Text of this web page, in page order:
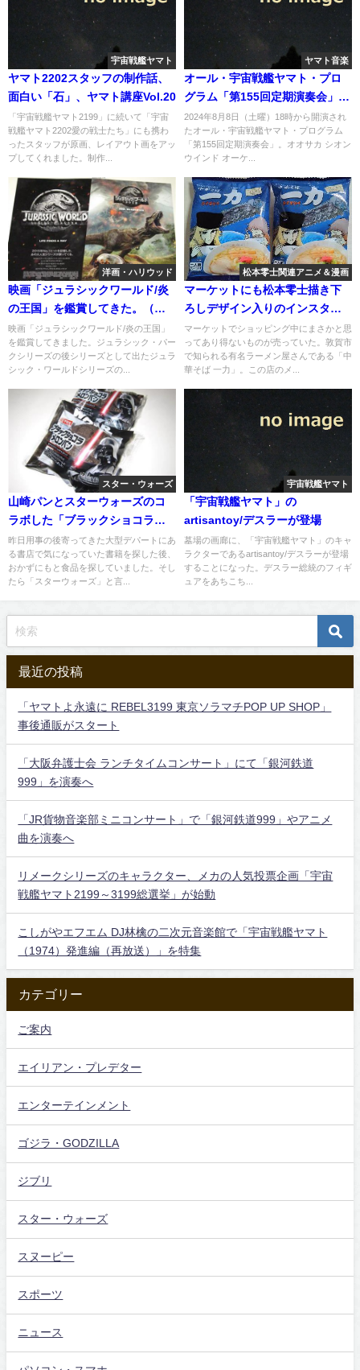
宇宙戦艦ヤマト
ヤマト2202スタッフの制作話、
面白い「石」、ヤマト講座Vol.20
「宇宙戦艦ヤマト2199」に続いて「宇宙
戦艦ヤマト2202愛の戦士たち」にも携わ
ったスタッフが原画、レイアウト画をアッ
プしてくれました。制作...
ヤマト音楽
オール・宇宙戦艦ヤマト・プロ
グラム「第155回定期演奏会」の
ライブ配信を視聴
2024年8月8日（土曜）18時から開演され
たオール・宇宙戦艦ヤマト・プログラム
「第155回定期演奏会」。オオサカ シオン
ウインド オーケ...
洋画・ハリウッド
映画「ジュラシックワールド/炎
の王国」を鑑賞してきた。（ネ
タバレあり）
映画「ジュラシックワールド/炎の王国」
を鑑賞してきました。ジュラシック・パー
クシリーズの後シリーズとして出たジュラ
シック・ワールドシリーズの...
松本零士関連アニメ＆漫画
マーケットにも松本零士描き下
ろしデザイン入りのインスタン
トパック「中華そば 一力」が売
っていた
マーケットでショッピング中にまさかと思
ってあり得ないものが売っていた。敦賀市
で知られる有名ラーメン屋さんである「中
華そば 一力」。この店のメ...
スター・ウォーズ
山崎パンとスターウォーズのコ
ラボした「ブラックショコラメ
ロンパン」を購入。
昨日用事の後寄ってきた大型デパートにあ
る書店で気になっていた書籍を探した後、
おかずにもと食品を探していました。そし
たら「スターウォーズ」と言...
宇宙戦艦ヤマト
「宇宙戦艦ヤマト」の
artisantoy/デスラーが登場
墓場の画廊に、「宇宙戦艦ヤマト」のキャ
ラクターであるartisantoy/デスラーが登場
することになった。デスラー総統のフィギ
ュアをあちこち...
最近の投稿
「ヤマトよ永遠に REBEL3199 東京ソラマチPOP UP SHOP」
事後通販がスタート
「大阪弁護士会 ランチタイムコンサート」にて「銀河鉄道
999」を演奏へ
「JR貨物音楽部ミニコンサート」で「銀河鉄道999」やアニメ
曲を演奏へ
リメークシリーズのキャラクター、メカの人気投票企画「宇宙
戦艦ヤマト2199～3199総選挙」が始動
こしがやエフエム DJ林檎の二次元音楽館で「宇宙戦艦ヤマト
（1974）発進編（再放送）」を特集
カテゴリー
ご案内
エイリアン・プレデター
エンターテインメント
ゴジラ・GODZILLA
ジブリ
スター・ウォーズ
スヌーピー
スポーツ
ニュース